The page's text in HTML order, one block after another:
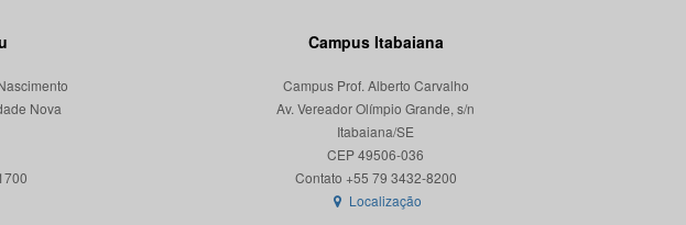
Nova
Campus Itabaiana
Campus Prof. Alberto Carvalho
Av. Vereador Olímpio Grande, s/n
Itabaiana/SE
CEP 49506-036
Localização